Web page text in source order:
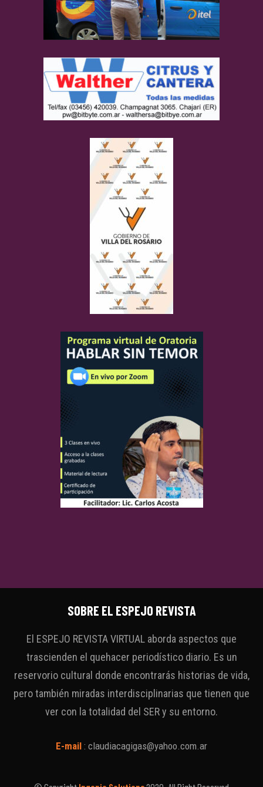
SOBRE EL ESPEJO REVISTA
El ESPEJO REVISTA VIRTUAL aborda aspectos que
trascienden el quehacer periodístico diario. Es un
reservorio cultural donde encontrarás historias de vida,
pero también miradas interdisciplinarias que tienen que
ver con la totalidad del SER y su entorno.
E-mail : claudiacagigas@yahoo.com.ar